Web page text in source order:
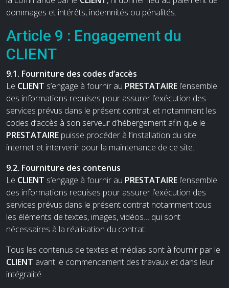
dommages et intérêts, indemnités ou pénalités.
Article 9 : Engagement du
CLIENT
9.1. Fourniture des codes d’accès
Le CLIENT s’engage à fournir au PRESTATAIRE l’ensemble
des informations requises pour assurer l’exécution des
services prévus dans le présent contrat, et notamment les
codes d’accès à son serveur d’hébergement afin que le
PRESTATAIRE puisse procéder à l’installation du site
internet et intervenir pour la maintenance de ce site.
9.2. Fourniture des contenus
Le CLIENT s’engage à fournir au PRESTATAIRE l’ensemble
des informations requises pour assurer l’exécution des
services prévus dans le présent contrat notamment tous
les éléments de textes, images, vidéos… qui sont
nécessaires à la réalisation du contrat.
Tous les contenus de textes et médias sont à fournir par le
CLIENT avant le commencement des travaux et dans leur
intégralité.